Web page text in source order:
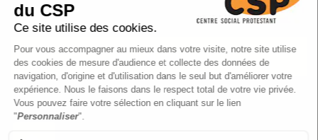
Nos Magasins
Nos Magasins